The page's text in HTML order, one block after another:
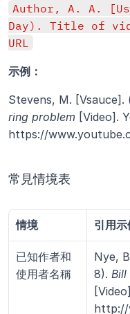
Author, A. A.
Day). Title of
URL
示例：
Stevens, M. [Vsauce].
ring problem [Video].
https://
常見情境表
情境 引用示
已知作者和
使用者名稱
Nye,
8).
http://